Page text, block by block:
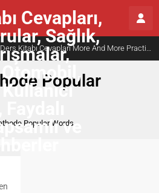
2. Sınıf İngilizce Ders Kitabı Cevapları More And More Practice Book Kurmay Elt Sayfa 30
Popular
Popular Words